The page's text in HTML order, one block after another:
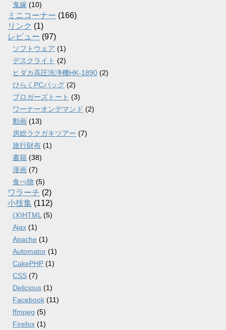
鬼嫁 (10)
ミニコーナー (166)
リンク (1)
レビュー (97)
ソフトウェア (1)
デスクライト (2)
ヒダカ高圧洗浄機HK-1890 (2)
ひらくPCバッグ (2)
ブロガーズトート (3)
ワーナーオンデマンド (2)
動画 (13)
房総ラクガキツアー (7)
旅行財布 (1)
書籍 (38)
漫画 (7)
食べ物 (5)
ワラーチ (2)
小技集 (112)
(X)HTML (5)
Ajax (1)
Apache (1)
Automator (1)
CakePHP (1)
CSS (7)
Delicious (1)
Facebook (11)
ffmpeg (5)
Firefox (1)